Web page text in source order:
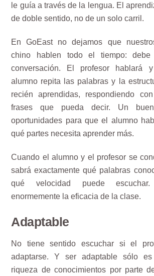
le guía a través de la lengua. El
de doble sentido, no de un solo carril.
En GoEast no dejamos que
chino hablen todo el tiempo: debe
conversación. El profesor hablará
alumno repita las palabras y la
recién aprendidas, respondiendo
frases que pueda decir. Un
oportunidades para que el alumno
qué partes necesita aprender más.
Cuando el alumno y el profesor se
sabrá exactamente qué palabras
qué velocidad puede
enormemente la eficacia de la clase.
Adaptable
No tiene sentido escuchar si el
adaptarse. Y ser adaptable sólo
riqueza de conocimientos por parte